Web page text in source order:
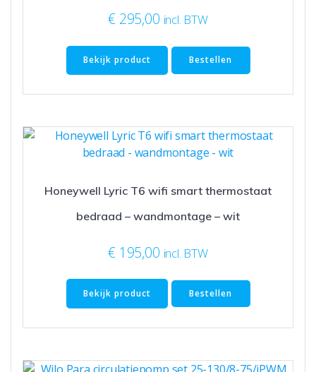
€ 295,00 incl. BTW
Bekijk product Bestellen
Honeywell Lyric T6 wifi smart thermostaat
bedraad – wandmontage – wit
€ 195,00 incl. BTW
Bekijk product Bestellen